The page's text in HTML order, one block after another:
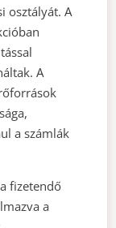
osztályát. A
A
a számlák
fizetendő
a